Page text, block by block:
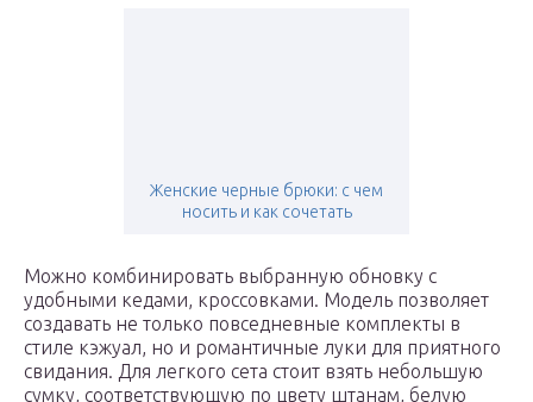
Женские черные брюки: с чем
носить и как сочетать
Можно комбинировать выбранную обновку с
удобными кедами, кроссовками. Модель позволяет
создавать не только повседневные комплекты в
стиле кэжуал, но и романтичные луки для приятного
свидания. Для легкого сета стоит взять небольшую
сумку, соответствующую по цвету штанам, белую